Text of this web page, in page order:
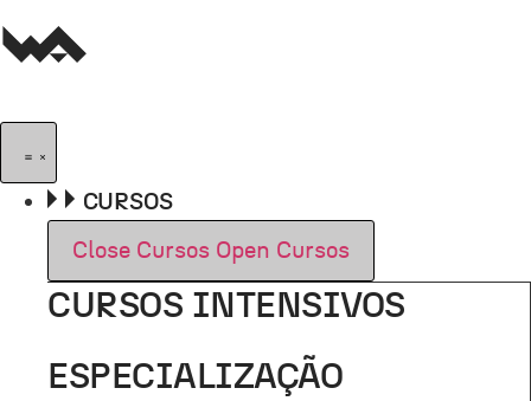
para
conteúdo
CURSOS
Close Cursos Open Cursos
CURSOS INTENSIVOS
ESPECIALIZAÇÃO